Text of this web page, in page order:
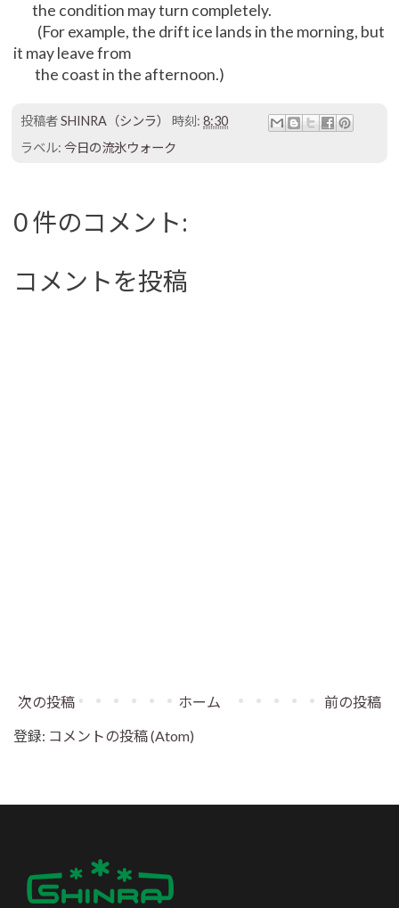
the condition may turn completely.
(For example, the drift ice lands in the morning, but
it may leave from
the coast in the afternoon.)
投稿者SHINRA（シンラ） 時刻: 8:30
ラベル: 今日の流氷ウォーク
0 件のコメント:
コメントを投稿
次の投稿 前の投稿
ホーム
登録: コメントの投稿 (Atom)